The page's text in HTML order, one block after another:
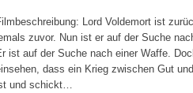
Lord Voldemort ist
zuvor. Nun ist er auf der Suche
ist auf der Suche nach einer Waffe.
dass ein Krieg zwischen Gut
und schickt…